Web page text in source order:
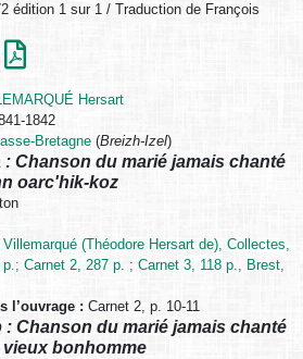
édition 1 sur 1 / Traduction de François
Hersart
1842
Bretagne (Breizh-Izel)
: Chanson du marié jamais chanté
oarc'hik-koz
Villemarqué (Théodore Hersart de), Collectes,
Carnet 2, 287 p. ; Carnet 3, 118 p., Brest,
l’ouvrage : Carnet 2, p. 10-11
: Chanson du marié jamais chanté
vieux bonhomme